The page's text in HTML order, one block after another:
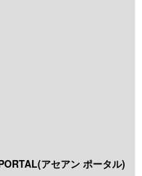
アセアン ポータル)